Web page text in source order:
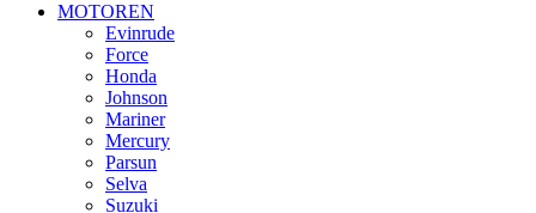
MOTOREN
Evinrude
Force
Honda
Johnson
Mariner
Mercury
Parsun
Selva
Suzuki